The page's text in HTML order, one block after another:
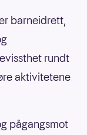
barneidrett,
rundt
aktivitetene
pågangsmot